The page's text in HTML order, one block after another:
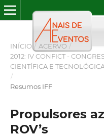
INÍCIO / ACERVO /
2012: IV CONFICT -
CIENTÍFICA E
/
Resumos IFF
Propulsores
ROV’s